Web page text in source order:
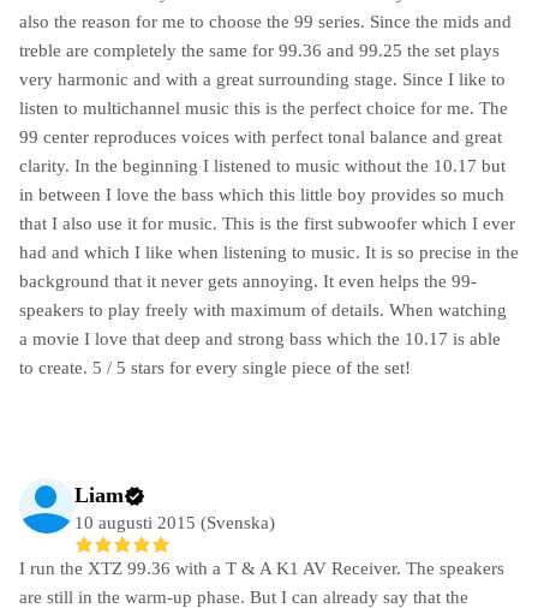
also the reason for me to choose the 99 series. Since the mids and
treble are completely the same for 99.36 and 99.25 the set plays
very harmonic and with a great surrounding stage. Since I like to
listen to multichannel music this is the perfect choice for me. The
99 center reproduces voices with perfect tonal balance and great
clarity. In the beginning I listened to music without the 10.17 but
in between I love the bass which this little boy provides so much
that I also use it for music. This is the first subwoofer which I ever
had and which I like when listening to music. It is so precise in the
background that it never gets annoying. It even helps the 99-
speakers to play freely with maximum of details. When watching
a movie I love that deep and strong bass which the 10.17 is able
to create. 5 / 5 stars for every single piece of the set!
Liam
10 augusti 2015 (Svenska)
I run the XTZ 99.36 with a T & A K1 AV Receiver. The speakers
are still in the warm-up phase. But I can already say that the